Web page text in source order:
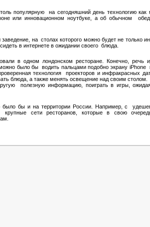
популярную на сегодняшний день технологию
или инновационном ноутбуке, а об обычном
на столах которого можно будет не только
в интернете в ожидании своего блюда.
в одном лондонском ресторане. Конечно, речь
было бы водить пальцами подобно экрану iPhone
технология проекторов и инфракрасных
блюда, а также менять освещение над своим
полезную информацию, поиграть в игры,
было бы и на территории России. Например, с
сети ресторанов, которые в свою